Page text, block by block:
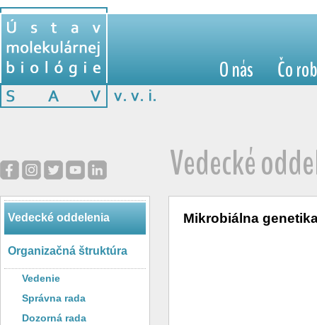
O nás Čo
Vedecké
Vedecké oddelenia
Organizačná štruktúra
Vedenie
Správna rada
Dozorná rada
Mikrobiálna